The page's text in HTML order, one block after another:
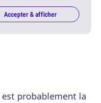
Accepter & afficher
est probablement la